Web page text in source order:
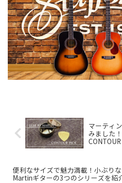
便利なサイズで魅力満載！小ぶりな
Martinギターの3つのシリーズを紹
マーティ
みました
CONTOUR